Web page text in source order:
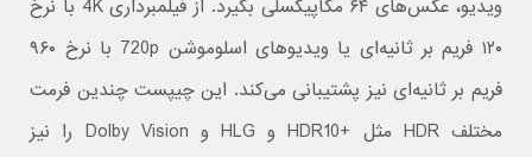
ویدیو، عکس‌های ۶۴ مگاپیکسلی بگیرد. از فیلمبرداری 4K با نرخ
۱۲۰ فریم بر ثانیه‌ای یا ویدیوهای اسلوموشن 720p با نرخ ۹۶۰
فریم بر ثانیه‌ای نیز پشتیبانی می‌کند. این چیپست چندین فرمت
مختلف HDR مثل +HDR10 و HLG و Dolby Vision را نیز